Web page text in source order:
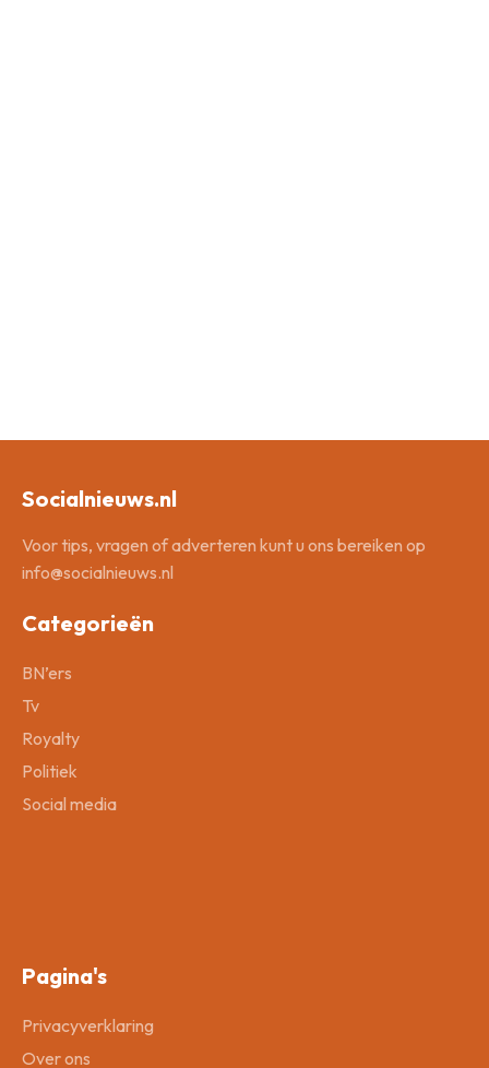
Socialnieuws.nl
Voor tips, vragen of adverteren kunt u ons bereiken op
info@socialnieuws.nl
Categorieën
BN’ers
Tv
Royalty
Politiek
Social media
Pagina's
Privacyverklaring
Over ons